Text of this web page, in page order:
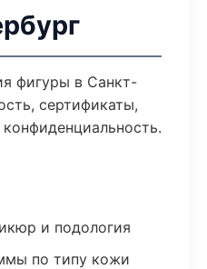
фигуры в Санкт-
сертификаты,
и подология
по типу кожи